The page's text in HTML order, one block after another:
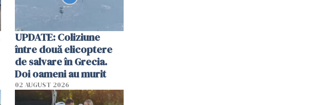
UPDATE: Coliziune
între două elicoptere
de salvare în Grecia.
Doi oameni au murit
02 AUGUST 2026